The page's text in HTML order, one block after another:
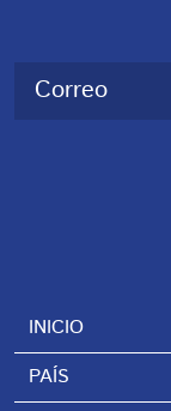
INICIO
PAÍS